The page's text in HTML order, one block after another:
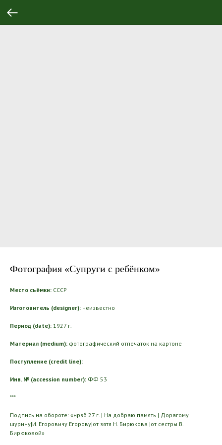
Фотография «Супруги с ребёнком»
Место съёмки: СССР
Изготовитель (designer): неизвестно
Период (date): 1927 г.
Материал (medium): фотографический отпечаток на картоне
Поступление (credit line):
Инв. № (accession number): ФФ 53
***
Подпись на обороте: «нрзб 27 г. | На добраю память | Дорагому
шурину|И. Егоровичу Егорову|от зятя Н. Бирюкова |от сестры В.
Бирюковой»